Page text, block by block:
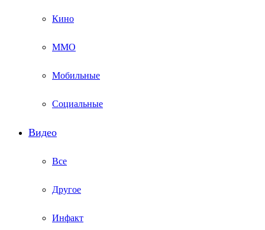
Кино
ММО
Мобильные
Социальные
Видео
Все
Другое
Инфакт